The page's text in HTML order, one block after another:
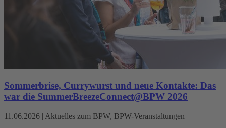
Sommerbrise, Currywurst und neue Kontakte: Das
war die SummerBreezeConnect@BPW 2026
11.06.2026 | Aktuelles zum BPW, BPW-Veranstaltungen